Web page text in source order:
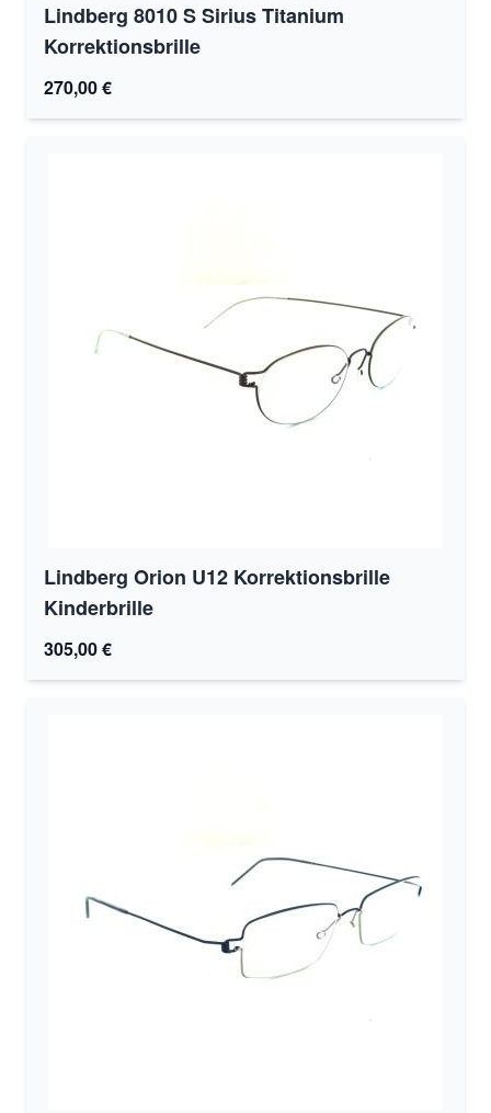
Lindberg 8010 S Sirius Titanium
Korrektionsbrille
270,00 €
Lindberg Orion U12 Korrektionsbrille
Kinderbrille
305,00 €